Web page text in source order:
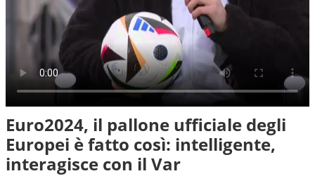
Euro2024, il pallone ufficiale degli
Europei è fatto così: intelligente,
interagisce con il Var